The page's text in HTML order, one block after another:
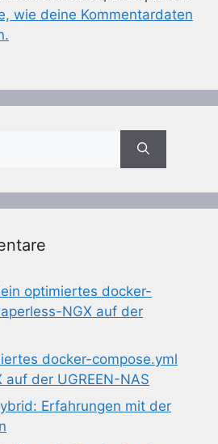
wie deine Kommentardaten
optimiertes docker-
NGX auf der
docker-compose.yml
der UGREEN-NAS
Erfahrungen mit der